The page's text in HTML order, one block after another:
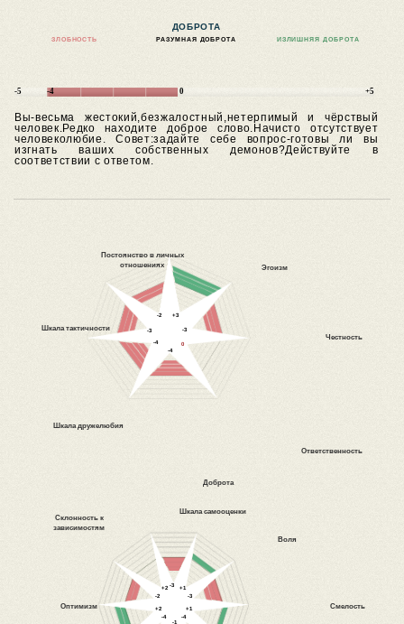
ДОБРОТА
ЗЛОБНОСТЬ РАЗУМНАЯ ДОБРОТА ИЗЛИШНЯЯ ДОБРОТА
-5 -4 0 +5
Вы-весьма жестокий,безжалостный,нетерпимый и чёрствый
человек.Редко находите доброе слово.Начисто отсутствует
человеколюбие.Совет:задайте себе вопрос-готовы ли вы
изгнать ваших собственных демонов?Действуйте в
соответствии с ответом.